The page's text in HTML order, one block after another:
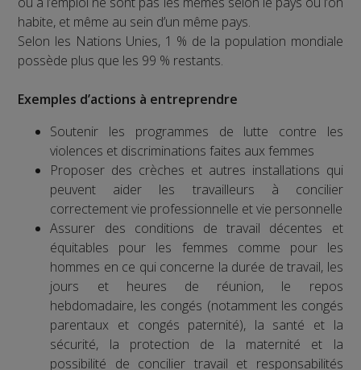
habite, et même au sein d’un même pays.
Selon les Nations Unies, 1 % de la population mondiale
possède plus que les 99 % restants.
Exemples d’actions à entreprendre
Soutenir les programmes de lutte contre les
violences et discriminations faites aux femmes
Proposer des crèches et autres installations qui
peuvent aider les travailleurs à concilier
correctement vie professionnelle et vie personnelle
Assurer des conditions de travail décentes et
équitables pour les femmes comme pour les
hommes en ce qui concerne la durée de travail, les
jours et heures de réunion, le repos
hebdomadaire, les congés (notamment les congés
parentaux et congés paternité), la santé et la
sécurité, la protection de la maternité et la
possibilité de concilier travail et responsabilités